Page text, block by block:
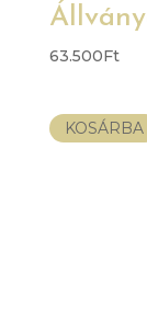
63.500Ft
KOSÁRBA